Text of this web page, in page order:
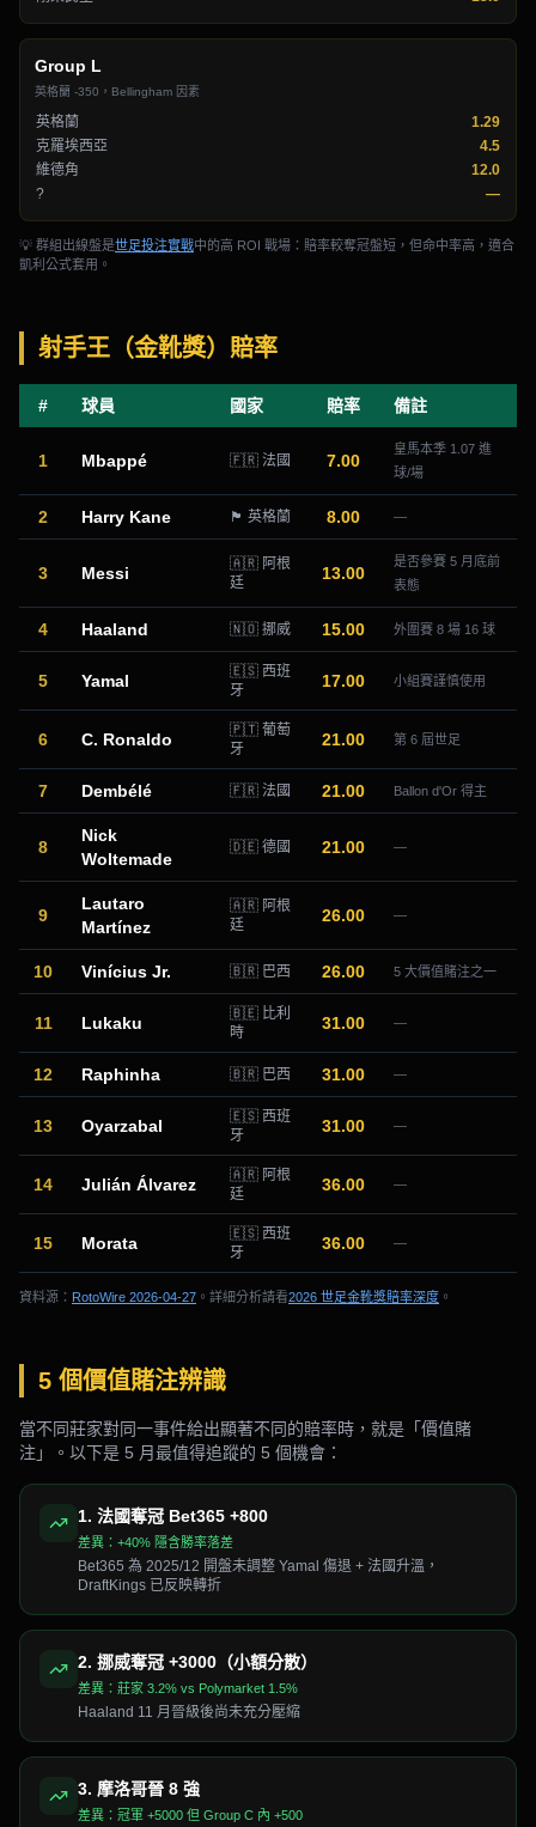
Group L
英格蘭 -350，Bellingham 因素
英格蘭
1.29
克羅埃西亞
4.5
維德角
12.0
?
—
💡 群組出線盤是世足投注實戰中的高 ROI 戰場：賠率較奪冠盤短，但命中率高，適合
凱利公式套用。
射手王（金靴獎）賠率
# 球員 國家 賠率 備註
1 Mbappé 🇫🇷 法國 7.00
皇馬本季 1.07 進
球/場
2 Harry Kane 🏴󠁧󠁢󠁥󠁮󠁧󠁿 英格蘭 8.00 —
3 Messi
🇦🇷 阿根
廷
13.00
是否參賽 5 月底前
表態
4 Haaland 🇳🇴 挪威 15.00 外圍賽 8 場 16 球
5 Yamal
🇪🇸 西班
牙
17.00 小組賽謹慎使用
6 C. Ronaldo
🇵🇹 葡萄
牙
21.00 第 6 屆世足
7 Dembélé 🇫🇷 法國 21.00 Ballon d'Or 得主
8
Nick
Woltemade
🇩🇪 德國 21.00 —
9
Lautaro
Martínez
🇦🇷 阿根
廷
26.00 —
10 Vinícius Jr. 🇧🇷 巴西 26.00 5 大價值賭注之一
11 Lukaku
🇧🇪 比利
時
31.00 —
12 Raphinha 🇧🇷 巴西 31.00 —
13 Oyarzabal
🇪🇸 西班
牙
31.00 —
14 Julián Álvarez
🇦🇷 阿根
廷
36.00 —
15 Morata
🇪🇸 西班
牙
36.00 —
資料源： RotoWire 2026-04-27 。詳細分析請看2026 世足金靴獎賠率深度 。
5 個價值賭注辨識
當不同莊家對同一事件給出顯著不同的賠率時，就是「價值賭
注」。以下是 5 月最值得追蹤的 5 個機會：
1. 法國奪冠 Bet365 +800
差異： +40% 隱含勝率落差
Bet365 為 2025/12 開盤未調整 Yamal 傷退 + 法國升溫，
DraftKings 已反映轉折
2. 挪威奪冠 +3000（小額分散）
差異： 莊家 3.2% vs Polymarket 1.5%
Haaland 11 月晉級後尚未充分壓縮
3. 摩洛哥晉 8 強
差異： 冠軍 +5000 但 Group C 內 +500